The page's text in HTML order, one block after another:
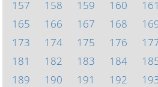
157
158 159 160 161
165
166 167 168
173
174 175 176
181
182 183 184
189
190 191 192